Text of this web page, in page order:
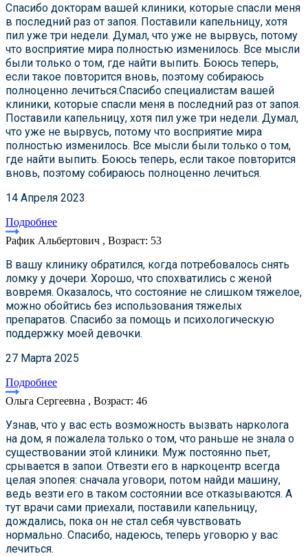
Спасибо докторам вашей клиники, которые спасли меня
в последний раз от запоя. Поставили капельницу, хотя
пил уже три недели. Думал, что уже не вырвусь, потому
что восприятие мира полностью изменилось. Все мысли
были только о том, где найти выпить. Боюсь теперь,
если такое повторится вновь, поэтому собираюсь
полноценно лечиться.Спасибо специалистам вашей
клиники, которые спасли меня в последний раз от запоя.
Поставили капельницу, хотя пил уже три недели. Думал,
что уже не вырвусь, потому что восприятие мира
полностью изменилось. Все мысли были только о том,
где найти выпить. Боюсь теперь, если такое повторится
вновь, поэтому собираюсь полноценно лечиться.
14 Апреля 2023
Подробнее
Рафик Альбертович , Возраст: 53
В вашу клинику обратился, когда потребовалось снять
ломку у дочери. Хорошо, что спохватились с женой
вовремя. Оказалось, что состояние не слишком тяжелое,
можно обойтись без использования тяжелых
препаратов. Спасибо за помощь и психологическую
поддержку моей девочки.
27 Марта 2025
Подробнее
Ольга Сергеевна , Возраст: 46
Узнав, что у вас есть возможность вызвать нарколога
на дом, я пожалела только о том, что раньше не знала о
существовании этой клиники. Муж постоянно пьет,
срывается в запои. Отвезти его в наркоцентр всегда
целая эпопея: сначала уговори, потом найди машину,
ведь везти его в таком состоянии все отказываются. А
тут врачи сами приехали, поставили капельницу,
дождались, пока он не стал себя чувствовать
нормально. Спасибо, надеюсь, теперь уговорю у вас
лечиться.